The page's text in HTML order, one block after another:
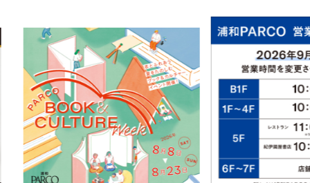
ニュース
レストラン・カフェ
TAX FREE
PARCOメンバーズ
한국어
ภาษาไทย
日本語